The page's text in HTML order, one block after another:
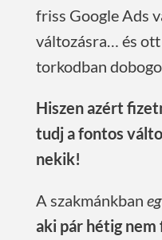
friss Google Ads
változásra… és
torkodban
Hiszen azért
tudj a fontos
nekik!
A szakmánkban
aki pár hétig